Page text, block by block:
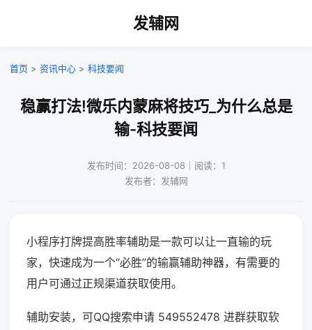
发辅网
首页 > 资讯中心 > 科技要闻
稳赢打法!微乐内蒙麻将技巧_为什么总是
输-科技要闻
发布时间：2026-08-08｜阅读：1
发布者：发辅网
小程序打牌提高胜率辅助是一款可以让一直输的玩
家，快速成为一个“必胜”的输赢辅助神器，有需要的
用户可通过正规渠道获取使用。
辅助安装，可QQ搜索申请 549552478 进群获取软